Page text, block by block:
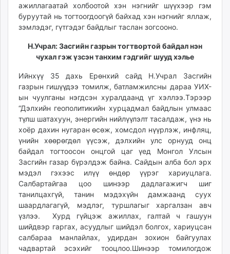
ажиллагаатай холбоотой хэн нэгнийг шүүхээр гэм
буруутай нь тогтоогдоогүй байхад хэн нэгнийг яллаж,
зэмлэдэг, гүтгэдэг байдлыг таслан зогсооно.
Н.Учрал: Засгийн газрын тогтвортой байдал нэн
чухал гэж үзсэн танхим гэдгийг шууд хэлье
Ийнхүү 35 дахь Ерөнхий сайд Н.Учрал Засгийн
газрын гишүүдээ томилж, батламжилсны дараа УИХ-
ын чуулганы нэгдсэн хуралдаанд үг хэллээ.Тэрээр
“Дэлхийн геополитикийн хурцадмал байдлын улмаас
түлш шатахуун, энергийн нийлүүлэлт тасалдаж, үнэ нь
хоёр дахин нугаран өсөж, хомсдол нүүрлэж, инфляц,
үнийн хөөрөгдөл үүсэж, дэлхийн улс орнууд онц
байдал тогтоосон онцгой цаг үед Монгол Улсын
Засгийн газар бүрэлдэж байна. Сайдын алба бол эрх
мэдэл гэхээс илүү өндөр үүрэг хариуцлага.
Салбартайгаа цоо шинээр дадлагажигч шиг
танилцахгүй, танин мэдэхүйн дамжаанд суух
шаардлагагүй, мэдлэг, туршлагыг харгалзан авч
үзлээ. Хурд гүйцэж ажиллах, галтай ч гашуун
шийдвэр гаргах, асуудлыг шийдэл болгох, хариуцсан
салбараа манлайлах, удирдан зохион байгуулах
чадвартай эсэхийг тооцлоо.Шинээр томилогдож